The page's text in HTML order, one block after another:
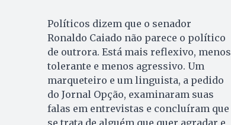
Políticos dizem que o senador
Ronaldo Caiado não parece o político
de outrora. Está mais reflexivo, menos
tolerante e menos agressivo. Um
marqueteiro e um linguista, a pedido
do Jornal Opção, examinaram suas
falas em entrevistas e concluíram que